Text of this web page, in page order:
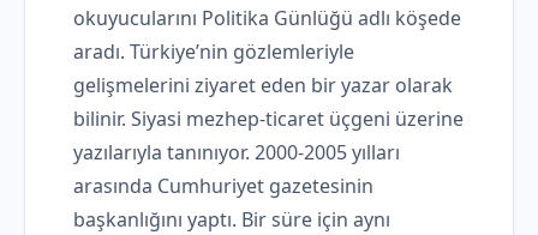
okuyucularını Politika Günlüğü adlı köşede
aradı. Türkiye’nin gözlemleriyle
gelişmelerini ziyaret eden bir yazar olarak
bilinir. Siyasi mezhep-ticaret üçgeni üzerine
yazılarıyla tanınıyor. 2000-2005 yılları
arasında Cumhuriyet gazetesinin
başkanlığını yaptı. Bir süre için aynı